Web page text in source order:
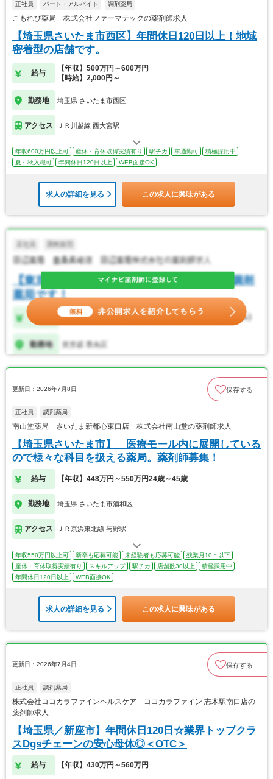
正社員 パート・アルバイト 調剤薬局
こもれび薬局 株式会社ファーマテックの薬剤師求人
【埼玉県さいたま市西区】年間休日120日以上！地域
密着型の店舗です。
給与
【年収】500万円～600万円
【時給】2,000円～
勤務地 埼玉県 さいたま市西区
アクセス ＪＲ川越線 西大宮駅
年収600万円以上可 産休・育休取得実績有り 駅チカ 車通勤可
積極採用中
夏～秋入職可
年間休日120日以上 WEB面接OK
求人の詳細を見る この求人に興味がある
更新日：2026年7月8日 保存する
正社員 調剤薬局
南山堂薬局 さいたま新都心東口店 株式会社南山堂の薬剤師求人
【埼玉県さいたま市】 医療モール内に展開している
ので様々な科目を扱える薬局。薬剤師募集！
給与 【年収】448万円～550万円24歳～45歳
勤務地 埼玉県 さいたま市浦和区
アクセス ＪＲ京浜東北線 与野駅
年収550万円以上可 新卒も応募可能 未経験者も応募可能
残業月10ｈ以下
産休・育休取得実績有り
スキルアップ 駅チカ 店舗数30以上
積極採用中
年間休日120日以上
WEB面接OK
求人の詳細を見る この求人に興味がある
更新日：2026年7月4日 保存する
正社員 調剤薬局
株式会社ココカラファインヘルスケア ココカラファイン 志木駅南口店の
薬剤師求人
【埼玉県／新座市】年間休日120日☆業界トップクラ
スDgsチェーンの安心母体◎＜OTC＞
給与 【年収】430万円～560万円